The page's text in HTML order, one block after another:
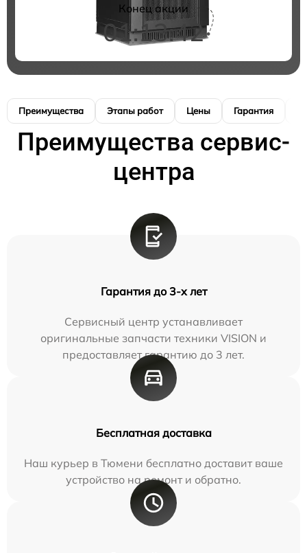
Конец акции
01:13:41
Преимущества Этапы работ Цены Гарантия
Преимущества сервис-
центра
Гарантия до 3-х лет
Сервисный центр устанавливает
оригинальные запчасти техники VISION и
предоставляет гарантию до 3 лет.
Бесплатная доставка
Наш курьер в Тюмени бесплатно доставит ваше
устройство на ремонт и обратно.